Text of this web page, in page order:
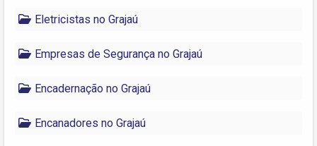
Eletricistas no Grajaú
Empresas de Segurança no Grajaú
Encadernação no Grajaú
Encanadores no Grajaú